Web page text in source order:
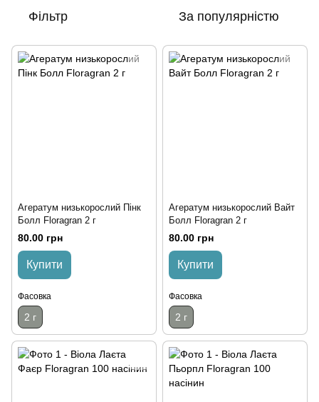
Фільтр За популярністю
Агератум низькорослий Пінк
Болл Floragran 2 г
80.00 грн
Купити
Фасовка
2 г
Агератум низькорослий Вайт
Болл Floragran 2 г
80.00 грн
Купити
Фасовка
2 г